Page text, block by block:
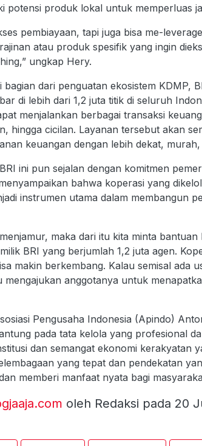
potensi produk lokal untuk memperluas
pembiayaan, tapi juga bisa me-
atau produk spesifik yang ingin
ungkap Hery.
dari penguatan ekosistem KDMP,
di lebih dari 1,2 juta titik di seluruh
menjalankan berbagai transaksi
hingga cicilan. Layanan tersebut akan
keuangan dengan lebih dekat,
ini pun sejalan dengan komitmen
bahwa koperasi yang
instrumen utama dalam membangun
maka dari itu kita minta
BRI yang berjumlah 1,2 juta agen.
makin berkembang. Kalau semisal ada
anggotanya untuk
Pengusaha Indonesia (Apindo)
pada tata kelola yang profesional
dan semangat ekonomi kerakyatan
yang tepat dan pendekatan
memberi manfaat nyata bagi
oleh Redaksi pada 20